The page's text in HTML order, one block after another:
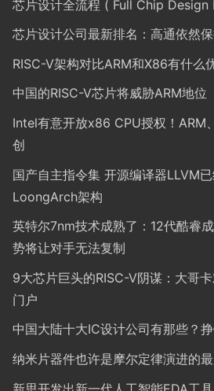
芯片设计全流程 ( Full Chip Design
芯片设计公司最新排名：高通依然
RISC-V架构对比ARM和X86有什么
中国的RISC-V芯片将威胁ARM地位
Intel有意开放x86 CPU授权！ARM
创
国产自主指令集 开源编译器LLVM
LoongArch架构
英特尔7nm技术成熟了：12代酷睿
势将让对手无法复制
9大芯片巨头的RISC-V阴谋：大哥
门户
中国大陆十大IC设计公司有那些？挣
纳米片器件也许是摩尔定律演进的